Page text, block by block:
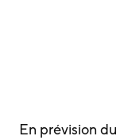
En prévision